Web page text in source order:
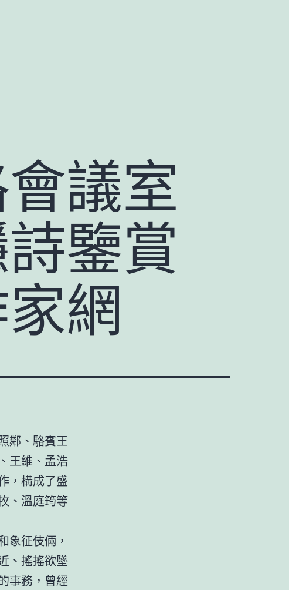
議室
鑒賞
網
鄰、駱賓王
王維、孟浩
，構成了盛
、溫庭筠等
象征伎倆，
、搖搖欲墜
事務，曾經